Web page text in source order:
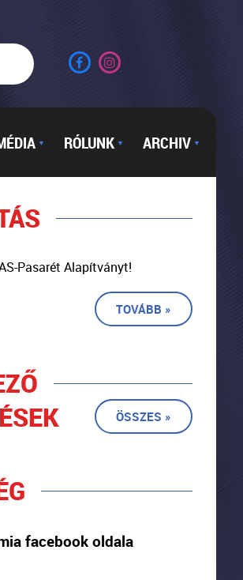
▼ RÓLUNK ▼ ARCHIV ▼
Pasarét Alapítványt!
TOVÁBB »
ÖSSZES »
facebook oldala